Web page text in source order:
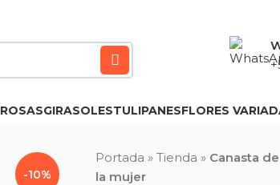
ROSASGIRASOLESTULIPANESFLORES
-10%
Portada »Tienda » Canasta
la mujer